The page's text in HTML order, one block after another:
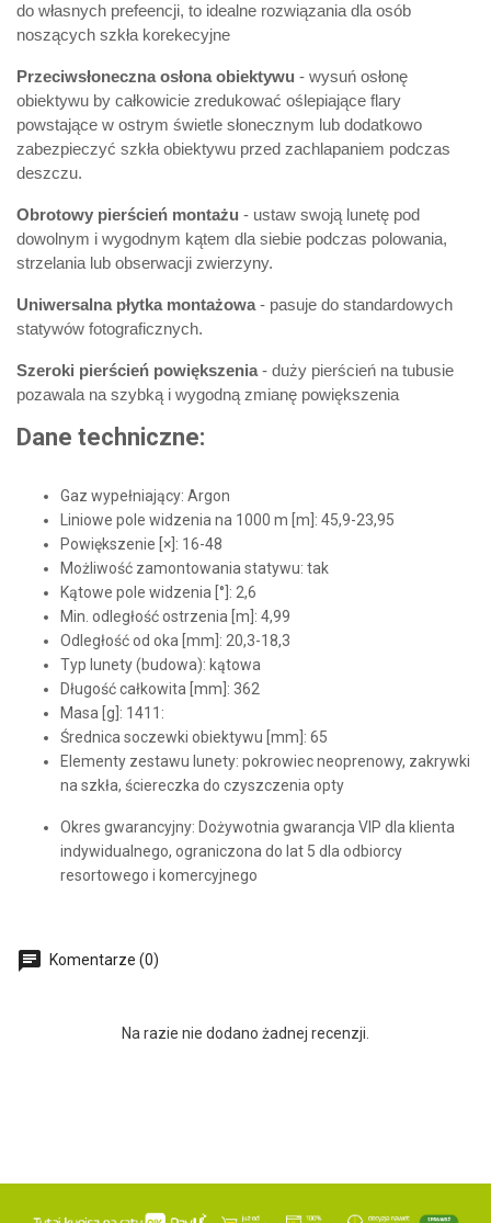
do własnych prefeencji, to idealne rozwiązania dla osób
noszących szkła korekecyjne
Przeciwsłoneczna osłona obiektywu - wysuń osłonę
obiektywu by całkowicie zredukować oślepiające flary
powstające w ostrym świetle słonecznym lub dodatkowo
zabezpieczyć szkła obiektywu przed zachlapaniem podczas
deszczu.
Obrotowy pierścień montażu - ustaw swoją lunetę pod
dowolnym i wygodnym kątem dla siebie podczas polowania,
strzelania lub obserwacji zwierzyny.
Uniwersalna płytka montażowa - pasuje do standardowych
statywów fotograficznych.
Szeroki pierścień powiększenia - duży pierścień na tubusie
pozawala na szybką i wygodną zmianę powiększenia
Dane techniczne:
Gaz wypełniający: Argon
Liniowe pole widzenia na 1000 m [m]: 45,9-23,95
Powiększenie [×]: 16-48
Możliwość zamontowania statywu: tak
Kątowe pole widzenia [°]: 2,6
Min. odległość ostrzenia [m]: 4,99
Odległość od oka [mm]: 20,3-18,3
Typ lunety (budowa): kątowa
Długość całkowita [mm]: 362
Masa [g]: 1411:
Średnica soczewki obiektywu [mm]: 65
Elementy zestawu lunety: pokrowiec neoprenowy, zakrywki
na szkła, ściereczka do czyszczenia opty
Okres gwarancyjny: Dożywotnia gwarancja VIP dla klienta
indywidualnego, ograniczona do lat 5 dla odbiorcy
resortowego i komercyjnego
Komentarze (0)
Na razie nie dodano żadnej recenzji.